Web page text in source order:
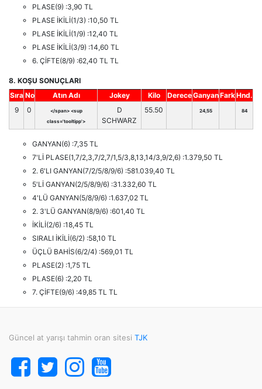
PLASE(9) :3,90 TL
PLASE İKİLİ(1/3) :10,50 TL
PLASE İKİLİ(1/9) :12,40 TL
PLASE İKİLİ(3/9) :14,60 TL
6. ÇİFTE(8/9) :62,40 TL TL
8. KOŞU SONUÇLARI
Sıra No Atın Adı Jokey Kilo DereceGanyanFarkHnd.
9
0
</span> <sup
class='tooltipp'>
D
SCHWARZ
55.50 24,55 84
GANYAN(6) :7,35 TL
7'Lİ PLASE(1,7/2,3,7/2,7/1,5/3,8,13,14/3,9/2,6) :1.379,50 TL
2. 6'LI GANYAN(7/2/5/8/9/6) :581.039,40 TL
5'Lİ GANYAN(2/5/8/9/6) :31.332,60 TL
4'LÜ GANYAN(5/8/9/6) :1.637,02 TL
2. 3'LÜ GANYAN(8/9/6) :601,40 TL
İKİLİ(2/6) :18,45 TL
SIRALI İKİLİ(6/2) :58,10 TL
ÜÇLÜ BAHİS(6/2/4) :569,01 TL
PLASE(2) :1,75 TL
PLASE(6) :2,20 TL
7. ÇİFTE(9/6) :49,85 TL TL
Güncel at yarışı tahmin oran sitesi TJK